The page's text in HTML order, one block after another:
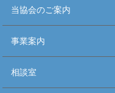
当協会のご案内
事業案内
相談室